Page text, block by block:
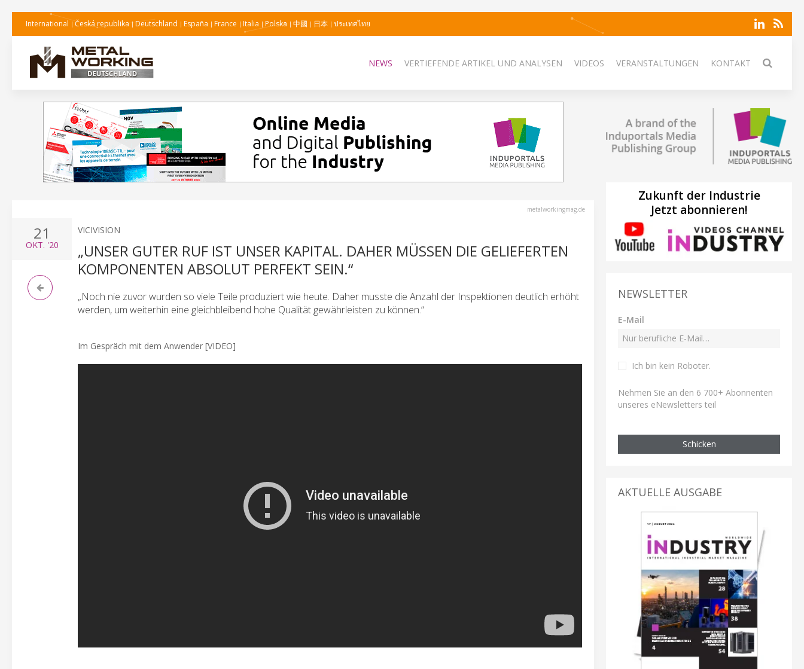
International Česká republika Deutschland España France Italia Polska 中國 日本 ประเทศไทย
NEWS VERTIEFENDE ARTIKEL UND ANALYSEN VIDEOS VERANSTALTUNGEN KONTAKT
metalworkingmag.de
21
OKT. '20
VICIVISION
„UNSER GUTER RUF IST UNSER KAPITAL. DAHER MÜSSEN DIE GELIEFERTEN
KOMPONENTEN ABSOLUT PERFEKT SEIN.“
„Noch nie zuvor wurden so viele Teile produziert wie heute. Daher musste die Anzahl der Inspektionen deutlich erhöht
werden, um weiterhin eine gleichbleibend hohe Qualität gewährleisten zu können.“
Im Gespräch mit dem Anwender [VIDEO]
Zukunft der Industrie
Jetzt abonnieren!
NEWSLETTER
E-Mail
Ich bin kein Roboter.
Nehmen Sie an den 6 700+ Abonnenten
unseres eNewsletters teil
Schicken
AKTUELLE AUSGABE